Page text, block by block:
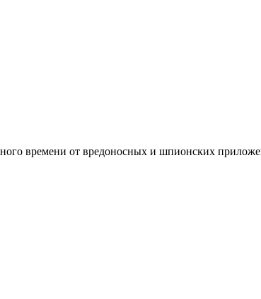
времени от вредоносных и шпионских